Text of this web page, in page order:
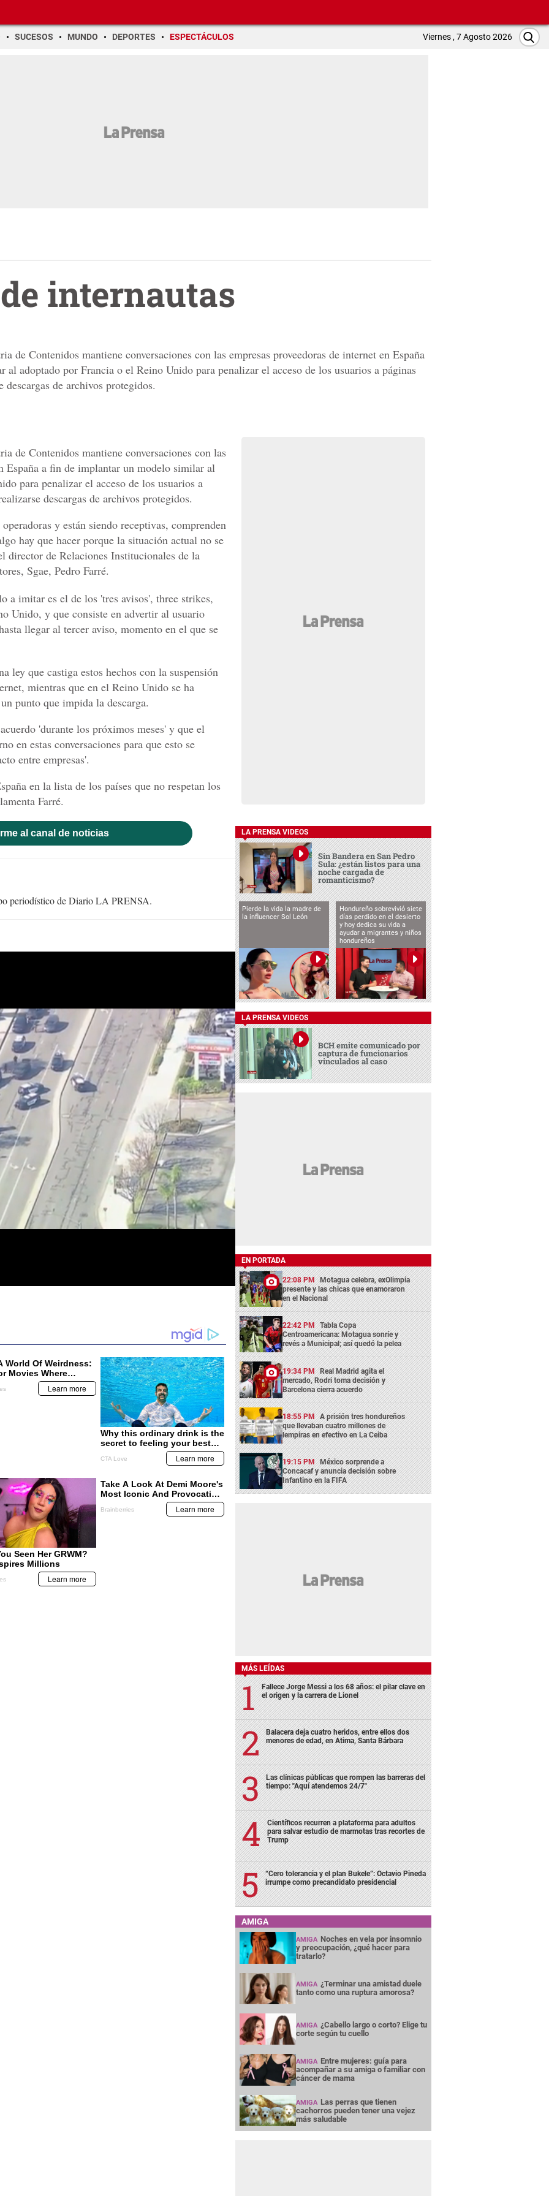
SUCESOS MUNDO DEPORTES ESPECTÁCULOS Viernes , 7 Agosto 2026
internautas
de Contenidos mantiene conversaciones con las empresas proveedoras de internet en España
adoptado por Francia o el Reino Unido para penalizar el acceso de los usuarios a páginas
descargas de archivos protegidos.
de Contenidos mantiene conversaciones con las
España a fin de implantar un modelo similar al
para penalizar el acceso de los usuarios a
descargas de archivos protegidos.
y están siendo receptivas, comprenden
hay que hacer porque la situación actual no se
director de Relaciones Institucionales de la
Sgae, Pedro Farré.
a imitar es el de los 'tres avisos', three strikes,
Unido, y que consiste en advertir al usuario
llegar al tercer aviso, momento en el que se
ley que castiga estos hechos con la suspensión
mientras que en el Reino Unido se ha
punto que impida la descarga.
'durante los próximos meses' y que el
en estas conversaciones para que esto se
entre empresas'.
en la lista de los países que no respetan los
Farré.
al canal de noticias
periodístico de Diario LA PRENSA.
LA PRENSA VIDEOS
Sin Bandera en San Pedro
Sula: ¿están listos para una
noche cargada de
romanticismo?
Pierde la vida la madre de
la influencer Sol León
Hondureño sobrevivió siete
días perdido en el desierto
y hoy dedica su vida a
ayudar a migrantes y niños
hondureños
LA PRENSA VIDEOS
BCH emite comunicado por
captura de funcionarios
vinculados al caso
EN PORTADA
22:08 PM Motagua celebra, exOlimpia
presente y las chicas que enamoraron
en el Nacional
22:42 PM Tabla Copa
Centroamericana: Motagua sonríe y
revés a Municipal; así quedó la pelea
19:34 PM Real Madrid agita el
mercado, Rodri toma decisión y
Barcelona cierra acuerdo
18:55 PM A prisión tres hondureños
que llevaban cuatro millones de
lempiras en efectivo en La Ceiba
19:15 PM México sorprende a
Concacaf y anuncia decisión sobre
Infantino en la FIFA
MÁS LEÍDAS
Fallece Jorge Messi a los 68 años: el pilar clave en
el origen y la carrera de Lionel
Balacera deja cuatro heridos, entre ellos dos
menores de edad, en Atima, Santa Bárbara
Las clínicas públicas que rompen las barreras del
tiempo: "Aquí atendemos 24/7"
Científicos recurren a plataforma para adultos
para salvar estudio de marmotas tras recortes de
Trump
“Cero tolerancia y el plan Bukele”: Octavio Pineda
irrumpe como precandidato presidencial
AMIGA
AMIGA Noches en vela por insomnio
y preocupación, ¿qué hacer para
tratarlo?
AMIGA ¿Terminar una amistad duele
tanto como una ruptura amorosa?
AMIGA ¿Cabello largo o corto? Elige tu
corte según tu cuello
AMIGA Entre mujeres: guía para
acompañar a su amiga o familiar con
cáncer de mama
AMIGA Las perras que tienen
cachorros pueden tener una vejez
más saludable